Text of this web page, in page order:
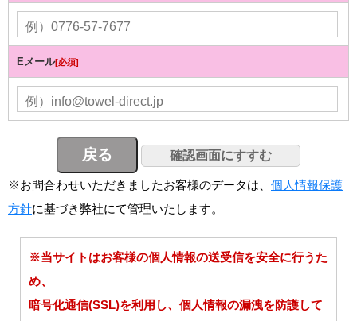
Eメール[必須]
※お問合わせいただきましたお客様のデータは、 個人情報保護
方針に基づき弊社にて管理いたします。
※当サイトはお客様の個人情報の送受信を安全に行うた
め、
暗号化通信(SSL)を利用し、個人情報の漏洩を防護して